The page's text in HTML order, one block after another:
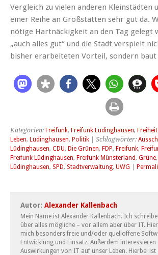
Vergleich zu vielen anderen Kleinstädten
einer Reihe an Großstätten sehr gut da.
nötige Hartnäckigkeit an den Tag gelegt
„auch alles gut“ und die Stadt verspielt
bisher erarbeiteten Vorteil, sondern baut
Kategorien: Freifunk, Freifunk Lüdinghausen,
Leben, Lüdinghausen, Politik | Schlagwörter:
Lüdinghausen, CDU, Die Grünen, FDP, Freifunk,
Freifunk Lüdinghausen, Freifunk Münsterland, Grüne,
Lüdinghausen, SPD, Stadtverwaltung, UWG
Autor: Alexander Kallenbach
Mein Name ist Alexander Kallenbach. Ich
über alles mögliche – vor allem aber über IT.
mich besonders freie und/oder quelloffene
Entwicklung und Einsatz. Außerdem interessieren
Auswirkungen von IT auf unser Leben. Hierbei ist